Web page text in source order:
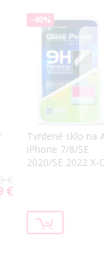
€
€
-40%
Tvrdené sklo na
iPhone 7/8/SE
2020/SE 2022 X-
Asahi 9H Japan